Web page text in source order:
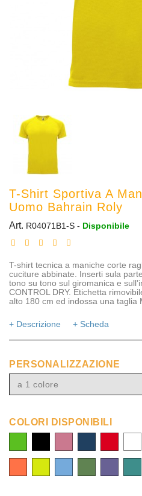
T-Shirt Sportiva A
Uomo Bahrain Roly
Art. R04071B1-S - Disponibile
T-shirt tecnica a maniche corte
cuciture abbinate. Inserti sula
tono su tono sul giromanica e
CONTROL DRY. Etichetta
alto 180 cm ed indossa una taglia
+ Descrizione + Scheda
PERSONALIZZAZIONE
a 1 colore
COLORI DISPONIBILI
fluo
fluo
chiaromilitareintermedio